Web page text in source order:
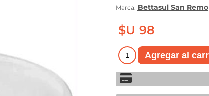
Marca: Bettasul San Remo
$U 98